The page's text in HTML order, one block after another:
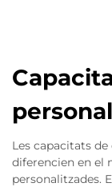
Les capacitats
diferencien en el
personalitzades.